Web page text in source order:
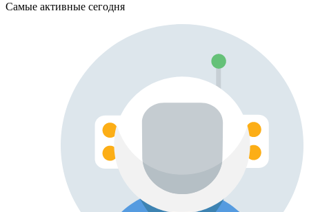
Самые активные сегодня